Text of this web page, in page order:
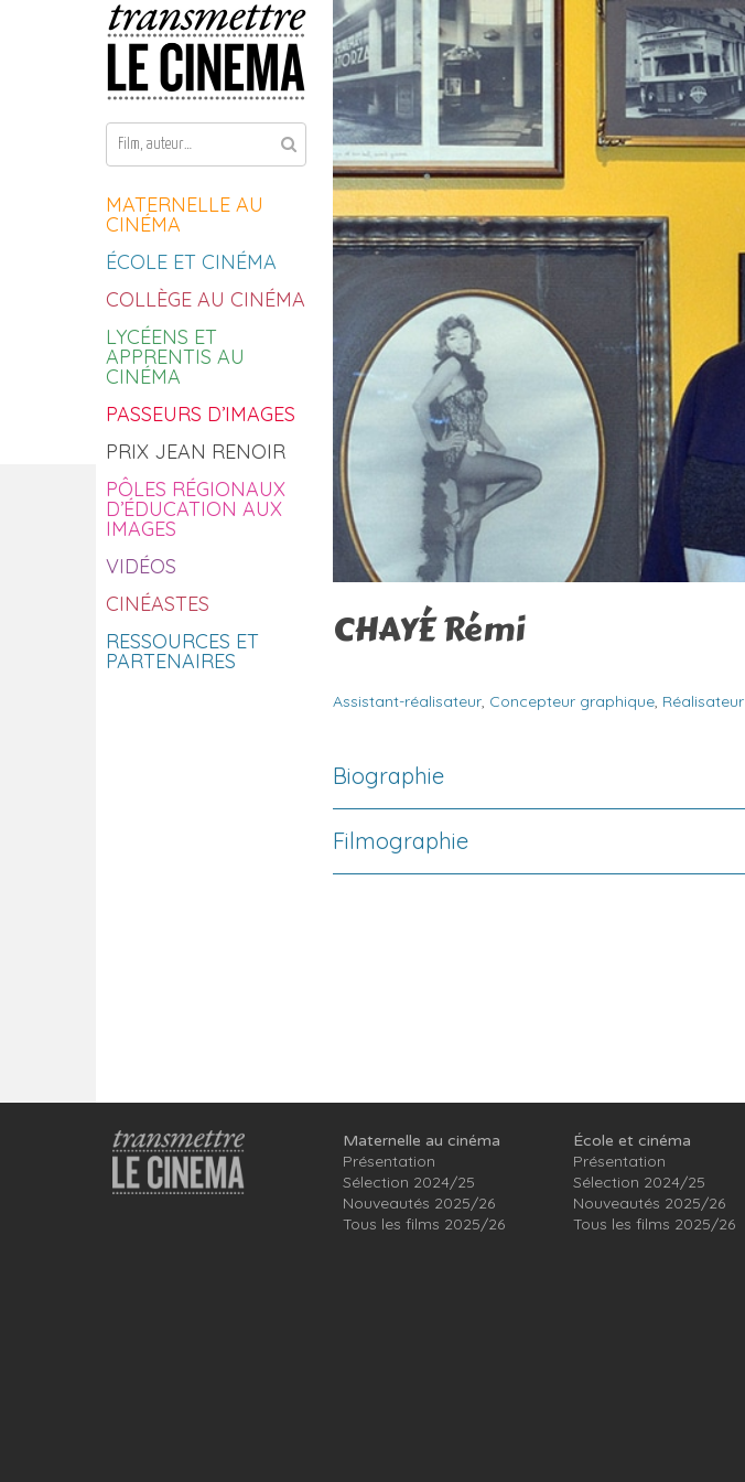
Aller au contenu
MATERNELLE AU
CINÉMA
ÉCOLE ET CINÉMA
COLLÈGE AU CINÉMA
LYCÉENS ET
APPRENTIS AU
CINÉMA
PASSEURS D’IMAGES
PRIX JEAN RENOIR
PÔLES RÉGIONAUX
D’ÉDUCATION AUX
IMAGES
VIDÉOS
CINÉASTES
RESSOURCES ET
PARTENAIRES
CHAYÉ Rémi
Assistant-réalisateur, Concepteur graphique, Réalisateur
Biographie
Filmographie
Maternelle au cinéma
Présentation
Sélection 2024/25
Nouveautés 2025/26
Tous les films 2025/26
École et cinéma
Présentation
Sélection 2024/25
Nouveautés 2025/26
Tous les films 2025/26